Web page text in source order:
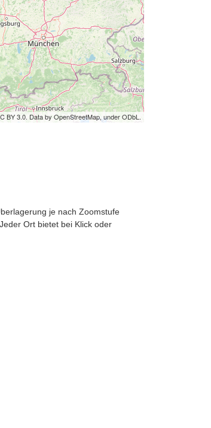
BY 3.0. Data by OpenStreetMap, under ODbL.
je nach Zoomstufe
Ort bietet bei Klick oder